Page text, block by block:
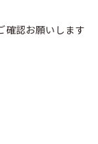
確認お願いします